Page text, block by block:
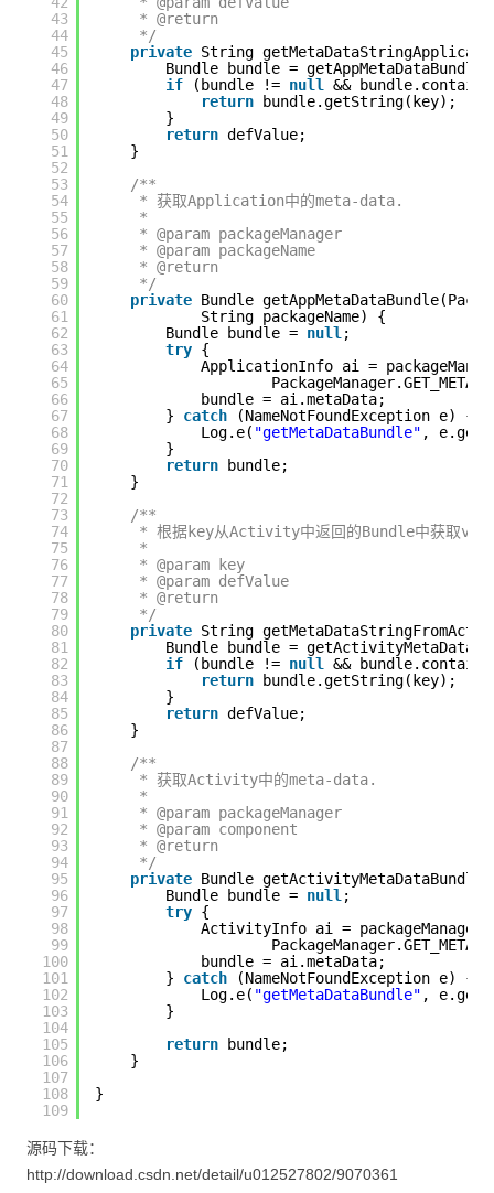
43
44
45
46
47
48
49
50
51
52
53
54
55
56
57
58
59
60
61
62
63
64
65
66
67
68
69
70
71
72
73
74
75
76
77
78
79
80
81
82
83
84
85
86
87
88
89
90
91
92
93
94
95
96
97
98
99
100
101
102
103
104
105
106
107
108
109
* @return
*/
private String
Bundle bundle =
if
(bundle != null
&&
return
bundle.getString(key);
}
return defValue;
}
/**
* 获取Application中的meta-data.
*
* @param packageManager
* @param packageName
* @return
*/
private Bundle
String packageName) {
Bundle bundle = null ;
try {
ApplicationInfo ai =
bundle = ai.metaData;
} catch
(NameNotFoundException e) {
Log.e( "getMetaDataBundle" ,
}
return
bundle;
}
/**
* 根据key从Activity中返回的Bundle中获取
*
* @param key
* @param defValue
* @return
*/
private String
Bundle bundle =
if
(bundle != null
&&
return
bundle.getString(key);
}
return defValue;
}
/**
* 获取Activity中的meta-data.
*
* @param packageManager
* @param component
* @return
*/
private Bundle
Bundle bundle = null ;
try {
ActivityInfo ai =
bundle = ai.metaData;
} catch
(NameNotFoundException e) {
Log.e( "getMetaDataBundle" ,
}
return
bundle;
}
}
源码下载：
http://download.csdn.net/detail/u012527802/9070361